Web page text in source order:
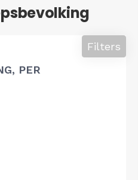
PER
Filters